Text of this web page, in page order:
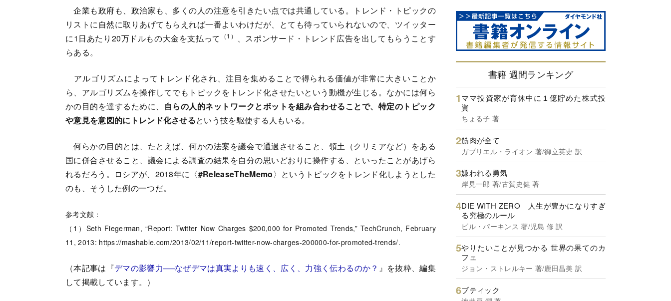
企業も政府も、政治家も、多くの人の注意を引きたい点では共通している。トレンド・トピックの
リストに自然に取りあげてもらえれば一番よいわけだが、とても待っていられないので、ツイッター
に1日あたり20万ドルもの大金を支払って （1）
、スポンサード・トレンド広告を出してもらうことす
らある。
アルゴリズムによってトレンド化され、注目を集めることで得られる価値が非常に大きいことか
ら、アルゴリズムを操作してでもトピックをトレンド化させたいという動機が生じる。なかには何ら
かの目的を達するために、 自らの人的ネットワークとボットを組み合わせることで、特定のトピック
や意見を意図的にトレンド化させるという技を駆使する人もいる。
何らかの目的とは、たとえば、何かの法案を議会で通過させること、領土（クリミアなど）をある
国に併合させること、議会による調査の結果を自分の思いどおりに操作する、といったことがあげら
れるだろう。ロシアが、2018年に〈#ReleaseTheMemo〉というトピックをトレンド化しようとした
のも、そうした例の一つだ。
参考文献：
（1）Seth Fiegerman, “Report: Twitter Now Charges $200,000 for Promoted Trends,” TechCrunch, February
11, 2013: https://mashable.com/2013/02/11/report-twitter-now-charges-200000-for-promoted-trends/.
（本記事は『デマの影響力──なぜデマは真実よりも速く、広く、力強く伝わるのか？ 』を抜粋、編集
して掲載しています。）
書籍 週間ランキング
ママ投資家が育休中に１億貯めた株式投
資
ちょる子 著
筋肉が全て
ガブリエル・ライオン 著/御立英史 訳
嫌われる勇気
岸見一郎 著/古賀史健 著
DIE WITH ZERO 人生が豊かになりすぎ
る究極のルール
ビル・パーキンス 著/児島 修 訳
やりたいことが見つかる 世界の果てのカ
フェ
ジョン・ストレルキー 著/鹿田昌美 訳
ブティック